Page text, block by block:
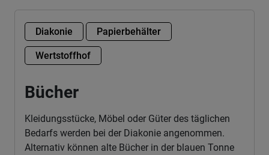
Diakonie Papierbehälter
Wertstoffhof
Bücher
Kleidungsstücke, Möbel oder Güter des täglichen
Bedarfs werden bei der Diakonie angenommen.
Alternativ können alte Bücher in der blauen Tonne